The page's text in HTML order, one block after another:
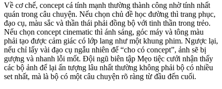
Về cơ chế, concept cá tính mạnh thường thành công nhờ tính nhất
quán trong câu chuyện. Nếu chọn chủ đề học đường thì trang phục,
đạo cụ, màu sắc và thần thái phải đồng bộ với tinh thần trong trẻo.
Nếu chọn concept cinematic thì ánh sáng, góc máy và tông màu
phải tạo được cảm giác có lớp lang như một khung phim. Ngược lại,
nếu chỉ lấy vài đạo cụ ngẫu nhiên để “cho có concept”, ảnh sẽ bị
gượng và nhanh lỗi mốt. Đội ngũ biên tập Mẹo tiệc cưới nhận thấy
các bộ ảnh để lại ấn tượng lâu nhất thường không phải bộ có nhiều
set nhất, mà là bộ có một câu chuyện rõ ràng từ đầu đến cuối.